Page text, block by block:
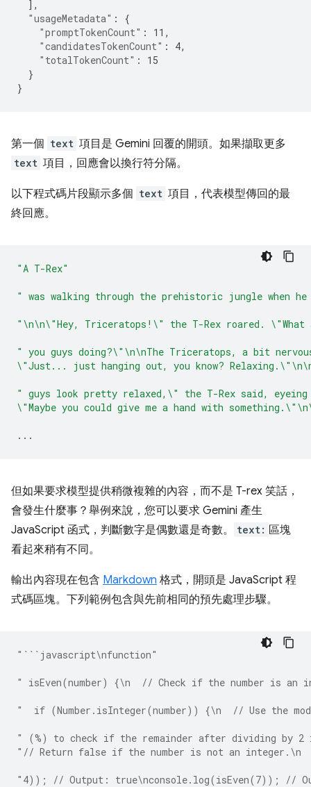
],
"usageMetadata" :
{
"promptTokenCount" : 11 ,
"candidatesTokenCount" : 4,
"totalTokenCount" :
15
}
}
第一個 text 項目是 Gemini 回覆的開頭。如果擷取更多
text 項目，回應會以換行符分隔。
以下程式碼片段顯示多個 text 項目，代表模型傳回的最
終回應。
"A T-Rex"
" was walking through the prehistoric jungle when
"\n\n\"Hey, Triceratops!\" the T-Rex roared. \"What
" you guys doing?\"\n\nThe Triceratops, a bit
\"Just... just hanging out, you know?
" guys look pretty relaxed,\" the T-Rex said,
\"Maybe you could give me a hand with
...
但如果要求模型提供稍微複雜的內容，而不是 T-rex 笑話，
會發生什麼事？舉例來說，您可以要求 Gemini 產生
JavaScript 函式，判斷數字是偶數還是奇數。
text: 區塊
看起來稍有不同。
輸出內容現在包含 Markdown 格式，開頭是 JavaScript 程
式碼區塊。下列範例包含與先前相同的預先處理步驟。
"```javascript\nfunction"
" isEven(number) {\n  // Check if the number is an
"  if (Number.isInteger(number)) {\n  // Use the
" (%) to check if the remainder after dividing by
"// Return false if the number is not an integer.\n
"4)); // Output: true\nconsole.log(isEven(7)); //